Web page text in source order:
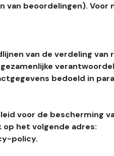
van beoordelingen). Voor
van de verdeling van
bedoeld in
voor de bescherming
het volgende adres:
policy.